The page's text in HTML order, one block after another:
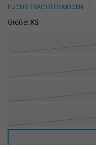
FUCHS TRACHTENMODEN
Größe: XS